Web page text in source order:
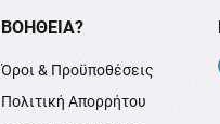
ΒΟΉΘΕΙΑ?
Όροι & Προϋποθέσεις
Πολιτική Απορρήτου